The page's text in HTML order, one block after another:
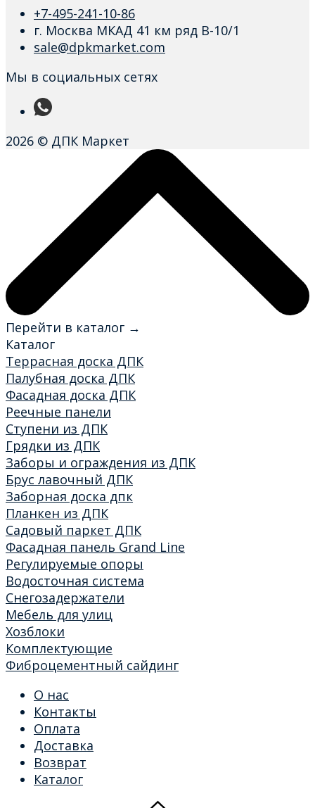
+7-495-241-10-86
г. Москва МКАД 41 км ряд В-10/1
sale@dpkmarket.com
Мы в социальных сетях
2026 © ДПК Маркет
Перейти в каталог →
Каталог
Террасная доска ДПК
Палубная доска ДПК
Фасадная доска ДПК
Реечные панели
Ступени из ДПК
Грядки из ДПК
Заборы и ограждения из ДПК
Брус лавочный ДПК
Заборная доска дпк
Планкен из ДПК
Садовый паркет ДПК
Фасадная панель Grand Line
Регулируемые опоры
Водосточная система
Снегозадержатели
Мебель для улиц
Хозблоки
Комплектующие
Фиброцементный сайдинг
О нас
Контакты
Оплата
Доставка
Возврат
Каталог